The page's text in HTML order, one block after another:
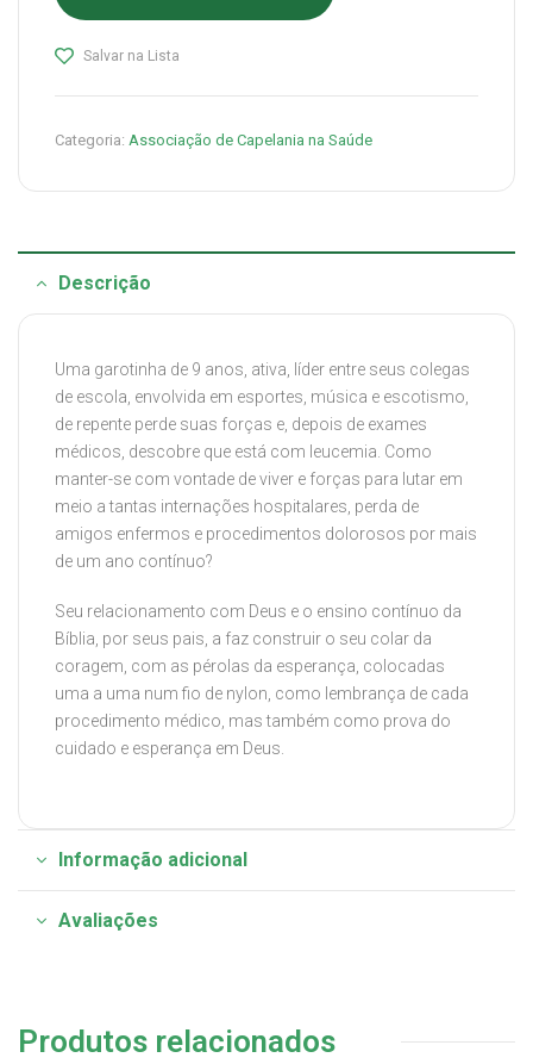
Salvar na Lista
Categoria: Associação de Capelania na Saúde
Descrição
Uma garotinha de 9 anos, ativa, líder entre seus colegas
de escola, envolvida em esportes, música e escotismo,
de repente perde suas forças e, depois de exames
médicos, descobre que está com leucemia. Como
manter-se com vontade de viver e forças para lutar em
meio a tantas internações hospitalares, perda de
amigos enfermos e procedimentos dolorosos por mais
de um ano contínuo?
Seu relacionamento com Deus e o ensino contínuo da
Bíblia, por seus pais, a faz construir o seu colar da
coragem, com as pérolas da esperança, colocadas
uma a uma num fio de nylon, como lembrança de cada
procedimento médico, mas também como prova do
cuidado e esperança em Deus.
Informação adicional
Avaliações
Produtos relacionados